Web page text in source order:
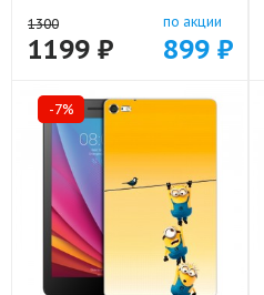
1300
1199 ₽
по акции
899 ₽
-7%